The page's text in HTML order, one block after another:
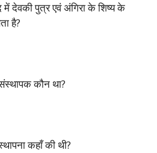
देवकी पुत्र एवं अंगिरा के शिष्य के
है?
कौन था?
कहाँ की थी?